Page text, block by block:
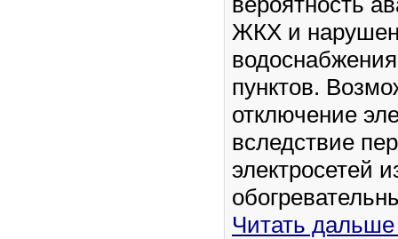
ЖКХ и
пунктов.
отключение
вследствие
электросетей
Читать